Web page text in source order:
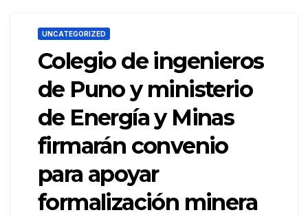
UNCATEGORIZED
Colegio de ingenieros
de Puno y ministerio
de Energía y Minas
firmarán convenio
para apoyar
formalización minera